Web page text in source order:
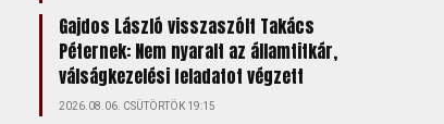
Gajdos László visszaszólt Takács
Péternek: Nem nyaralt az államtitkár,
válságkezelési feladatot végzett
2026.08.06. CSÜTÖRTÖK 19:15